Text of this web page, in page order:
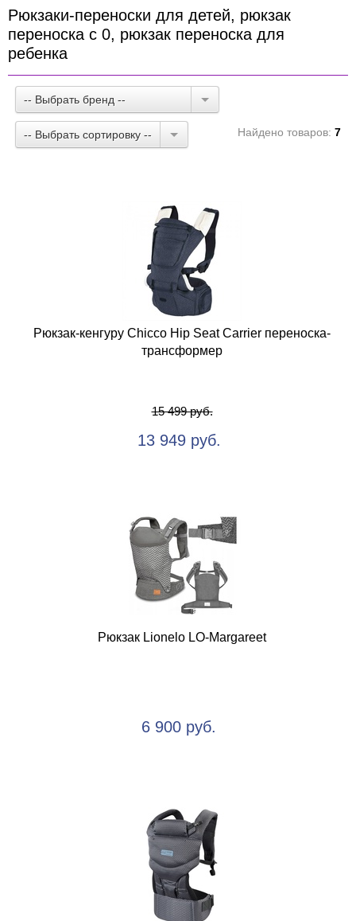
Рюкзаки-переноски для детей, рюкзак
переноска с 0, рюкзак переноска для
ребенка
-- Выбрать бренд --
-- Выбрать сортировку -- Найдено товаров: 7
Рюкзак-кенгуру Chicco Hip Seat Carrier переноска-
трансформер
15 499 руб.
13 949 руб.
Рюкзак Lionelo LO-Margareet
6 900 руб.